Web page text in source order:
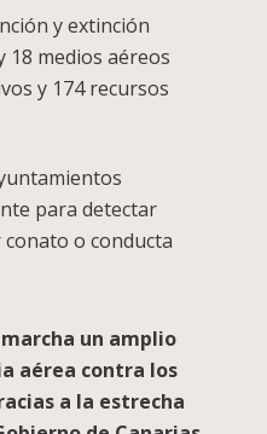
y extinción
18 medios aéreos
y 174 recursos
para detectar
o conducta
un amplio
aérea contra los
a la estrecha